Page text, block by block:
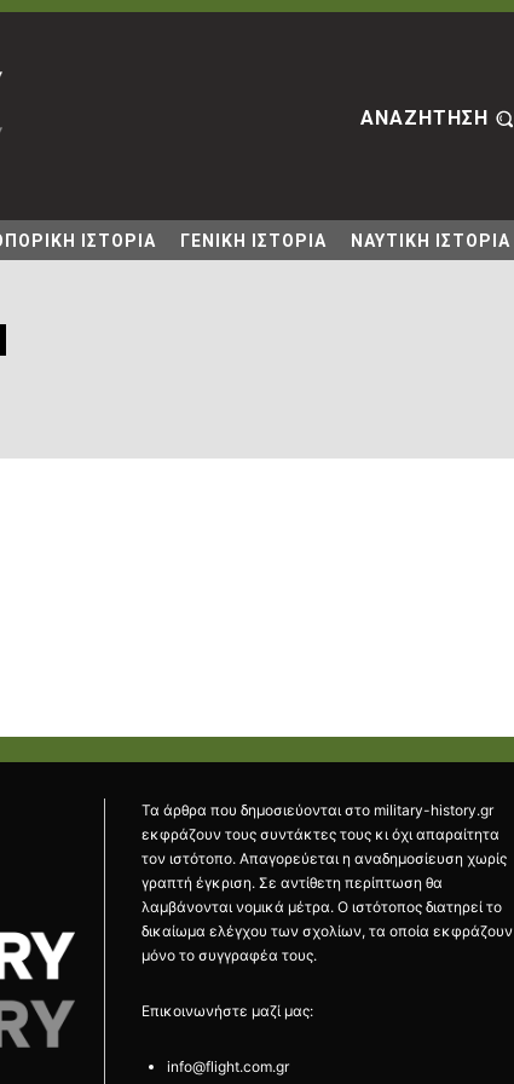
ΑΝΑΖΗΤΗΣΗ
ΙΣΤΟΡΙΑ ΓΕΝΙΚΗ ΙΣΤΟΡΙΑ ΝΑΥΤΙΚΗ ΙΣΤΟΡΙΑ
Τα άρθρα που δημοσιεύονται στο military-history.gr
εκφράζουν τους συντάκτες τους κι όχι απαραίτητα
τον ιστότοπο. Απαγορεύεται η αναδημοσίευση χωρίς
γραπτή έγκριση. Σε αντίθετη περίπτωση θα
λαμβάνονται νομικά μέτρα. Ο ιστότοπος διατηρεί το
δικαίωμα ελέγχου των σχολίων, τα οποία εκφράζουν
μόνο το συγγραφέα τους.
Επικοινωνήστε μαζί μας:
info@flight.com.gr